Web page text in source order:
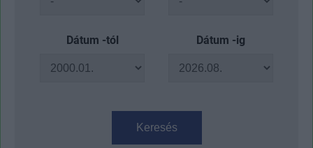
Dátum -tól Dátum -ig
Keresés